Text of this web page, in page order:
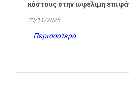
κόστους στην ωφέλιμη
20/11/2025
Περισσότερα